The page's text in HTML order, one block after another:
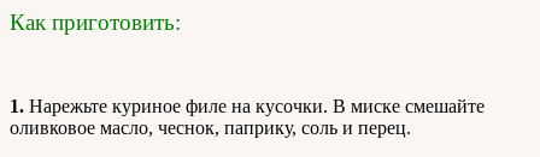
Как приготовить:
1. Нарежьте куриное филе на кусочки. В миске смешайте
оливковое масло, чеснок, паприку, соль и перец.